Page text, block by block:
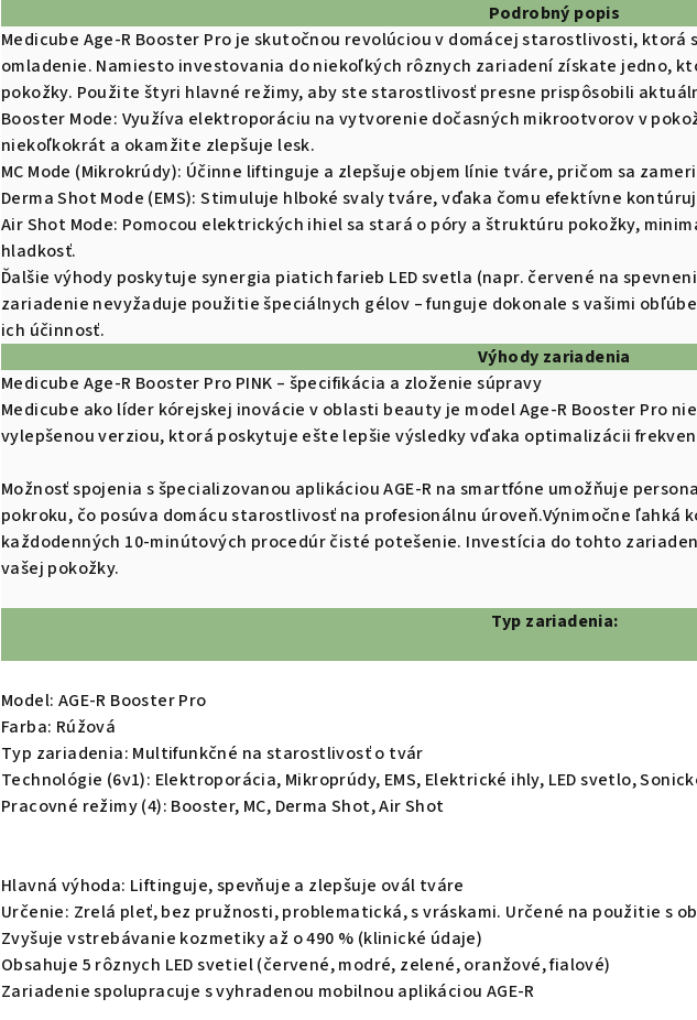
Podrobný popis
Medicube Age-R Booster Pro je skutočnou revolúciou v domácej starostlivosti,
omladenie. Namiesto investovania do niekoľkých rôznych zariadení získate jedno,
pokožky. Použite štyri hlavné režimy, aby ste starostlivosť presne prispôsobili
Booster Mode: Využíva elektroporáciu na vytvorenie dočasných mikrootvorov v
niekoľkokrát a okamžite zlepšuje lesk.
MC Mode (Mikrokrúdy): Účinne liftinguje a zlepšuje objem línie tváre, pričom sa
Derma Shot Mode (EMS): Stimuluje hlboké svaly tváre, vďaka čomu efektívne
Air Shot Mode: Pomocou elektrických ihiel sa stará o póry a štruktúru pokožky,
hladkosť.
Ďalšie výhody poskytuje synergia piatich farieb LED svetla (napr. červené na
zariadenie nevyžaduje použitie špeciálnych gélov – funguje dokonale s vašimi
ich účinnosť.
Výhody zariadenia
Medicube Age-R Booster Pro PINK – špecifikácia a zloženie súpravy
Medicube ako líder kórejskej inovácie v oblasti beauty je model Age-R Booster Pro
vylepšenou verziou, ktorá poskytuje ešte lepšie výsledky vďaka optimalizácii
Možnosť spojenia s špecializovanou aplikáciou AGE-R na smartfóne umožňuje
pokroku, čo posúva domácu starostlivosť na profesionálnu úroveň.Výnimočne ľahká
každodenných 10-minútových procedúr čisté potešenie. Investícia do tohto
vašej pokožky.
Typ zariadenia:
Model: AGE-R Booster Pro
Farba: Rúžová
Typ zariadenia: Multifunkčné na starostlivosť o tvár
Technológie (6v1): Elektroporácia, Mikroprúdy, EMS, Elektrické ihly, LED svetlo,
Pracovné režimy (4): Booster, MC, Derma Shot, Air Shot
Hlavná výhoda: Liftinguje, spevňuje a zlepšuje ovál tváre
Určenie: Zrelá pleť, bez pružnosti, problematická, s vráskami. Určené na použitie s
Zvyšuje vstrebávanie kozmetiky až o 490 % (klinické údaje)
Obsahuje 5 rôznych LED svetiel (červené, modré, zelené, oranžové, fialové)
Zariadenie spolupracuje s vyhradenou mobilnou aplikáciou AGE-R